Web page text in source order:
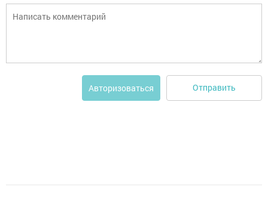
Авторизоваться Отправить